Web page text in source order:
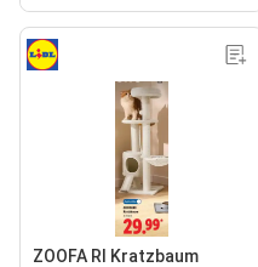
ZOOFA RI Kratzbaum